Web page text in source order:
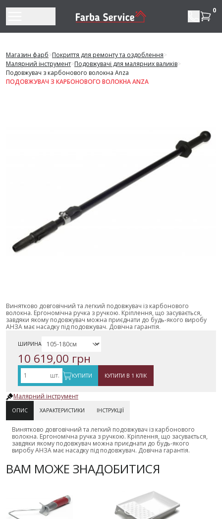
0
Магазин фарб>Покриття для ремонту та оздоблення>
Малярний інструмент>Подовжувачі для малярних валиків>
Подовжувач з карбонового волокна Anza
ПОДОВЖУВАЧ З КАРБОНОВОГО ВОЛОКНА ANZA
Винятково довговічний та легкий подовжувач із карбонового
волокна. Ергономічна ручка з ручкою. Кріплення, що засувається,
завдяки якому подовжувач можна приєднати до будь-якого виробу
АНЗА має насадку під подовжувач. Довічна гарантія.
ШИРИНА
10 619,00 грн
шт. КУПИТИ КУПИТИ В 1 КЛІК
Малярний інструмент
ОПИС ХАРАКТЕРИСТИКИ ІНСТРУКЦІЇ
Винятково довговічний та легкий подовжувач із карбонового
волокна. Ергономічна ручка з ручкою. Кріплення, що засувається,
завдяки якому подовжувач можна приєднати до будь-якого
виробу АНЗА має насадку під подовжувач. Довічна гарантія.
ВАМ МОЖЕ ЗНАДОБИТИСЯ